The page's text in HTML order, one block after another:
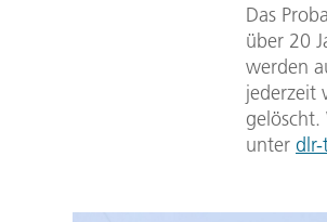
Das
über 20
werden
jederzeit
unter dlr-